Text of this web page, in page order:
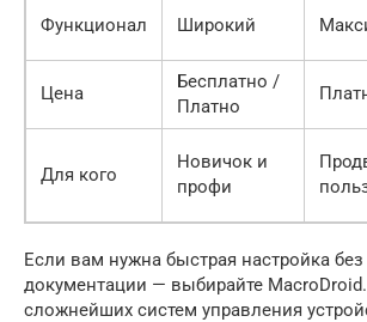
Функционал Широкий
Цена
Бесплатно /
Платно
Для кого
Новичок и
профи
Если вам нужна быстрая настройка без
документации — выбирайте
сложнейших систем управления